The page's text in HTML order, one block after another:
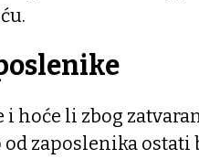
i hoće li zbog
zaposlenika ostati